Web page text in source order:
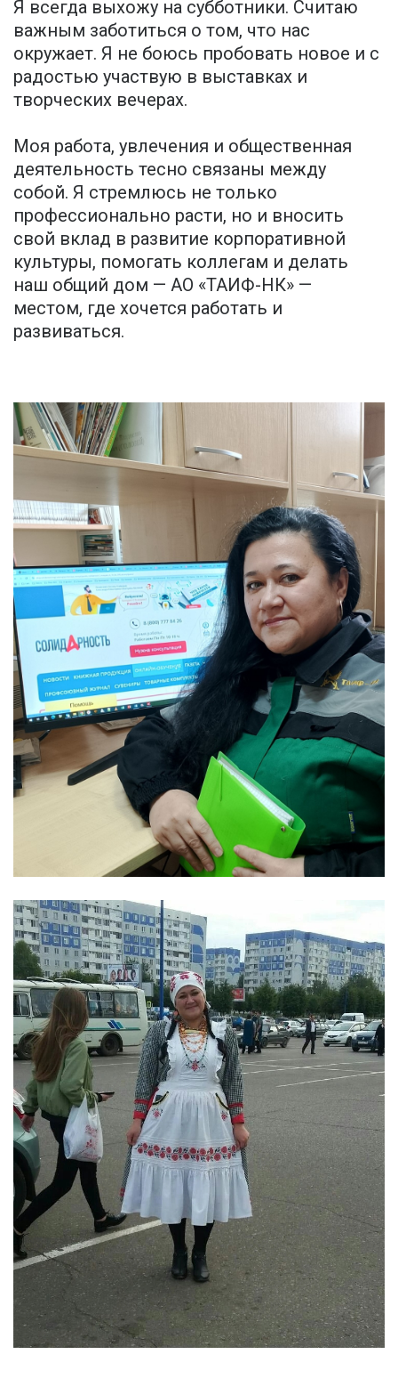
Я всегда выхожу на субботники. Считаю
важным заботиться о том, что нас
окружает. Я не боюсь пробовать новое и с
радостью участвую в выставках и
творческих вечерах.
Моя работа, увлечения и общественная
деятельность тесно связаны между
собой. Я стремлюсь не только
профессионально расти, но и вносить
свой вклад в развитие корпоративной
культуры, помогать коллегам и делать
наш общий дом — АО «ТАИФ-НК» —
местом, где хочется работать и
развиваться.